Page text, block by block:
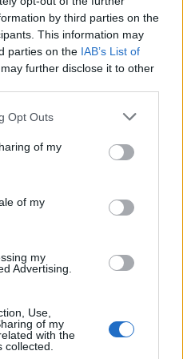
by third parties on the
This information may
parties on the IAB’s List of
further disclose it to other
Opt Outs
of my
of my
my
Advertising.
Use,
of my
with the
az USA-ban
amerikai foglalkoztatottság
ráta 4,2%-ra
érdemben. Az adat
A piac mindenesetre most
hullámot emlegetnek:
sikere és bukása